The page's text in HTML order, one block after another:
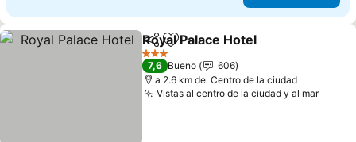
CompartirAgregar a favoritos
Royal Palace Hotel
3 Estrellas
7,6 Bueno
606
a 2.6 km de: Centro de la ciudad
Vistas al centro de la ciudad y al marVer